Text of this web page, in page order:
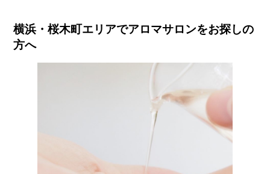
横浜・桜木町エリアでアロマサロンをお探しの
方へ